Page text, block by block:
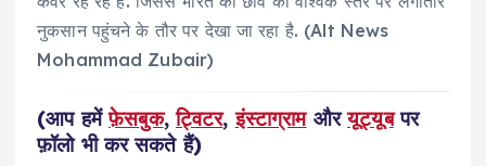
नुकसान पहुंचने के तौर पर देखा जा रहा है. (Alt News
Mohammad Zubair)
(आप हमेंफ़ेसबुक,ट्विटर,इंस्टाग्रामऔरयूट्यूबपर
फ़ॉलो भी कर सकते हैं)